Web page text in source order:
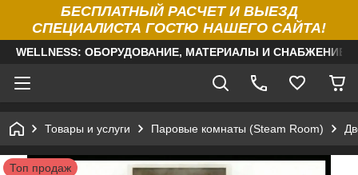
БЕСПЛАТНЫЙ РАСЧЕТ И ВЫЕЗД
СПЕЦИАЛИСТА ГОСТЮ НАШЕГО САЙТА!
WELLNESS: ОБОРУДОВАНИЕ, МАТЕРИАЛЫ И
Товары и услуги Паровые комнаты (Steam Room)
Топ продаж